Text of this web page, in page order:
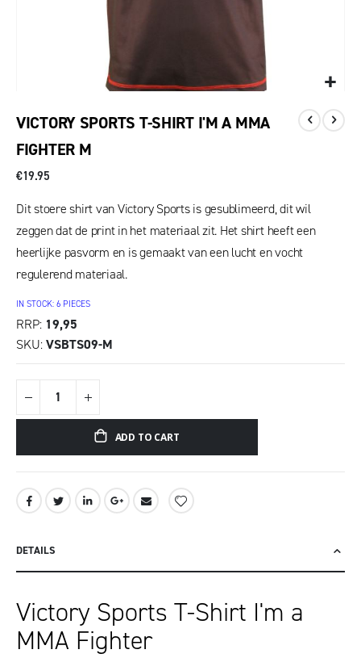
VICTORY SPORTS T-SHIRT I'M A MMA
FIGHTER M
€19.95
Dit stoere shirt van Victory Sports is gesublimeerd, dit wil
zeggen dat de print in het materiaal zit. Het shirt heeft een
heerlijke pasvorm en is gemaakt van een lucht en vocht
regulerend materiaal.
IN STOCK: 6 PIECES
RRP 19,95
SKU VSBTS09-M
ADD TO CART
DETAILS
Victory Sports T-Shirt I'm a
MMA Fighter